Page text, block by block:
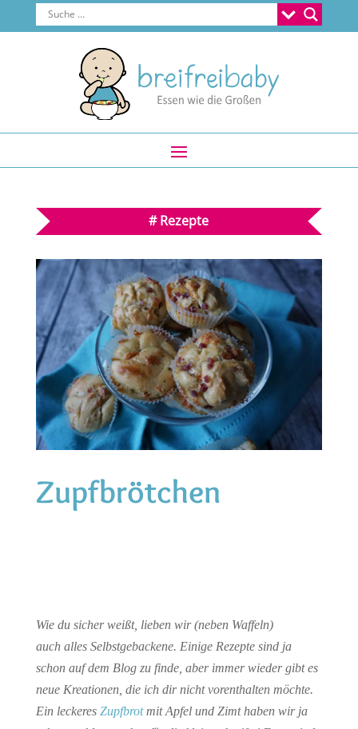
#Rezepte
Zupfbrötchen
Wie du sicher weißt, lieben wir (neben Waffeln)
auch alles Selbstgebackene. Einige Rezepte sind ja
schon auf dem Blog zu finde, aber immer wieder gibt es
neue Kreationen, die ich dir nicht vorenthalten möchte.
Ein leckeres Zupfbrotmit Apfel und Zimt haben wir ja